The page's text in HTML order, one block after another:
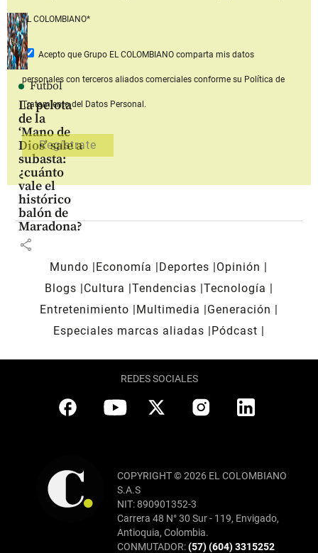
Fútbol
La pelota
de la
‘Mano de
Dios’ sale a
subasta:
¿cuánto
vale el
histórico
balón de
Maradona?
share
EL COLOMBIANO*
Acepto que Grupo EL COLOMBIANOcomparta mis datos
personales con terceros aliados comerciales conforme su Política de
Tratamiento del Datos Personal.
Mundo Economía Deportes
Opinión
Blogs
Cultura Tendencias Tecnología
Entretenimiento
Multimedia
Generación
Especiales marcas aliadas
Pódcast
REDES SOCIALES
COPYRIGHT © 2026 EL COLOMBIANO
S.A.S
NIT: 890901352-3
Carrera 48 N° 30 Sur - 119, Envigado,
Antioquia, Colombia.
CONMUTADOR:(57) (604) 3315252